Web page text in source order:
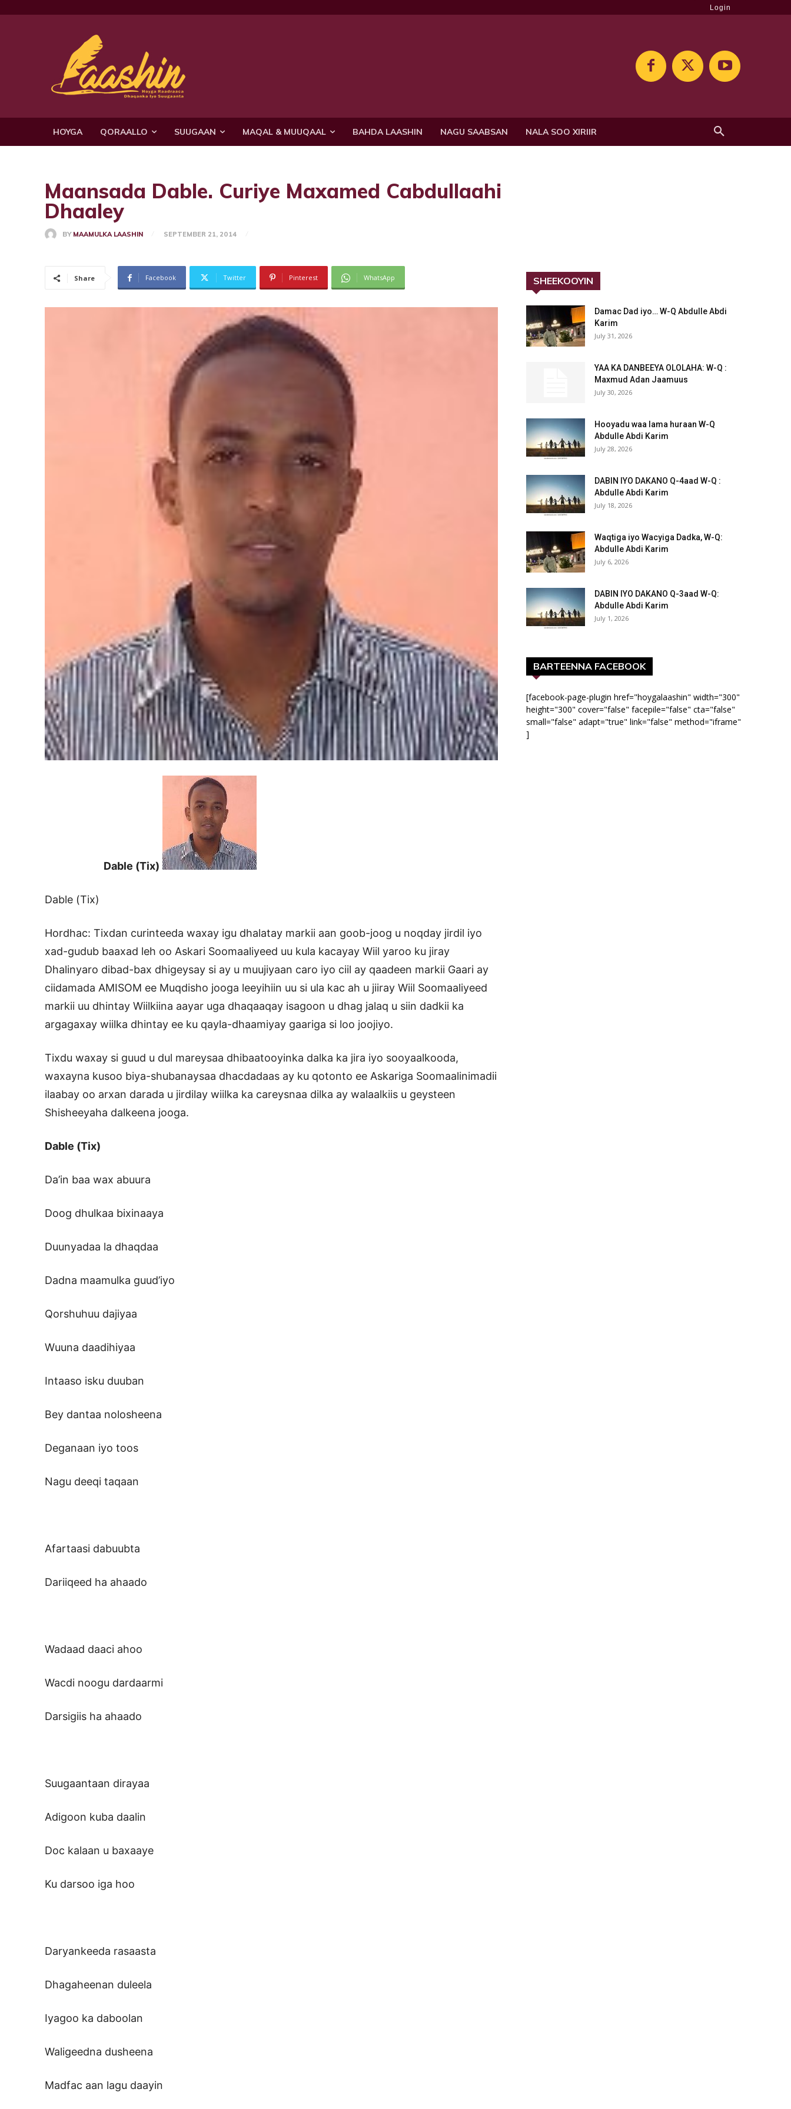
Login
HOYGA QORAALLO SUUGAAN MAQAL & MUUQAAL BAHDA LAASHIN NAGU SAABSAN NALA SOO XIRIIR
Maansada Dable. Curiye Maxamed Cabdullaahi
Dhaaley
BY MAAMULKA LAASHIN SEPTEMBER 21, 2014
Share Facebook Twitter Pinterest WhatsApp
Dable (Tix)
Dable (Tix)
Hordhac: Tixdan curinteeda waxay igu dhalatay markii aan goob-joog u noqday jirdil iyo
xad-gudub baaxad leh oo Askari Soomaaliyeed uu kula kacayay Wiil yaroo ku jiray
Dhalinyaro dibad-bax dhigeysay si ay u muujiyaan caro iyo ciil ay qaadeen markii Gaari ay
ciidamada AMISOM ee Muqdisho jooga leeyihiin uu si ula kac ah u jiiray Wiil Soomaaliyeed
markii uu dhintay Wiilkiina aayar uga dhaqaaqay isagoon u dhag jalaq u siin dadkii ka
argagaxay wiilka dhintay ee ku qayla-dhaamiyay gaariga si loo joojiyo.
Tixdu waxay si guud u dul mareysaa dhibaatooyinka dalka ka jira iyo sooyaalkooda,
waxayna kusoo biya-shubanaysaa dhacdadaas ay ku qotonto ee Askariga Soomaalinimadii
ilaabay oo arxan darada u jirdilay wiilka ka careysnaa dilka ay walaalkiis u geysteen
Shisheeyaha dalkeena jooga.
Dable (Tix)
Da’in baa wax abuura
Doog dhulkaa bixinaaya
Duunyadaa la dhaqdaa
Dadna maamulka guud’iyo
Qorshuhuu dajiyaa
Wuuna daadihiyaa
Intaaso isku duuban
Bey dantaa nolosheena
Deganaan iyo toos
Nagu deeqi taqaan
Afartaasi dabuubta
Dariiqeed ha ahaado
Wadaad daaci ahoo
Wacdi noogu dardaarmi
Darsigiis ha ahaado
Suugaantaan dirayaa
Adigoon kuba daalin
Doc kalaan u baxaaye
Ku darsoo iga hoo
Daryankeeda rasaasta
Dhagaheenan duleela
Iyagoo ka daboolan
Waligeedna dusheena
Madfac aan lagu daayin
SHEEKOOYIN
Damac Dad iyo… W-Q Abdulle Abdi
Karim
July 31, 2026
YAA KA DANBEEYA OLOLAHA: W-Q :
Maxmud Adan Jaamuus
July 30, 2026
Hooyadu waa lama huraan W-Q
Abdulle Abdi Karim
July 28, 2026
DABIN IYO DAKANO Q-4aad W-Q :
Abdulle Abdi Karim
July 18, 2026
Waqtiga iyo Wacyiga Dadka, W-Q:
Abdulle Abdi Karim
July 6, 2026
DABIN IYO DAKANO Q-3aad W-Q:
Abdulle Abdi Karim
July 1, 2026
BARTEENNA FACEBOOK
[facebook-page-plugin href="hoygalaashin" width="300"
height="300" cover="false" facepile="false" cta="false"
small="false" adapt="true" link="false" method="iframe"
]